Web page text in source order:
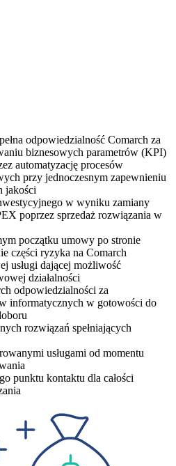
odpowiedzialność Comarch za
biznesowych parametrów (KPI)
automatyzację procesów
przy jednoczesnym zapewnieniu
jakości
w wyniku zamiany
poprzez sprzedaż rozwiązania w
początku umowy po stronie
części ryzyka na Comarch
usługi dającej możliwość
działalności
odpowiedzialności za
informatycznych w gotowości do
rozwiązań spełniających
usługami od momentu
punktu kontaktu dla całości